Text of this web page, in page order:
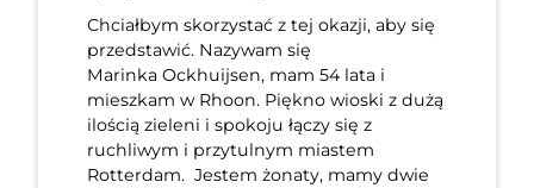
Chciałbym skorzystać z tej okazji, aby się
przedstawić. Nazywam się
Marinka Ockhuijsen, mam 54 lata i
mieszkam w Rhoon. Piękno wioski z dużą
ilością zieleni i spokoju łączy się z
ruchliwym i przytulnym miastem
Rotterdam. Jestem żonaty, mamy dwie